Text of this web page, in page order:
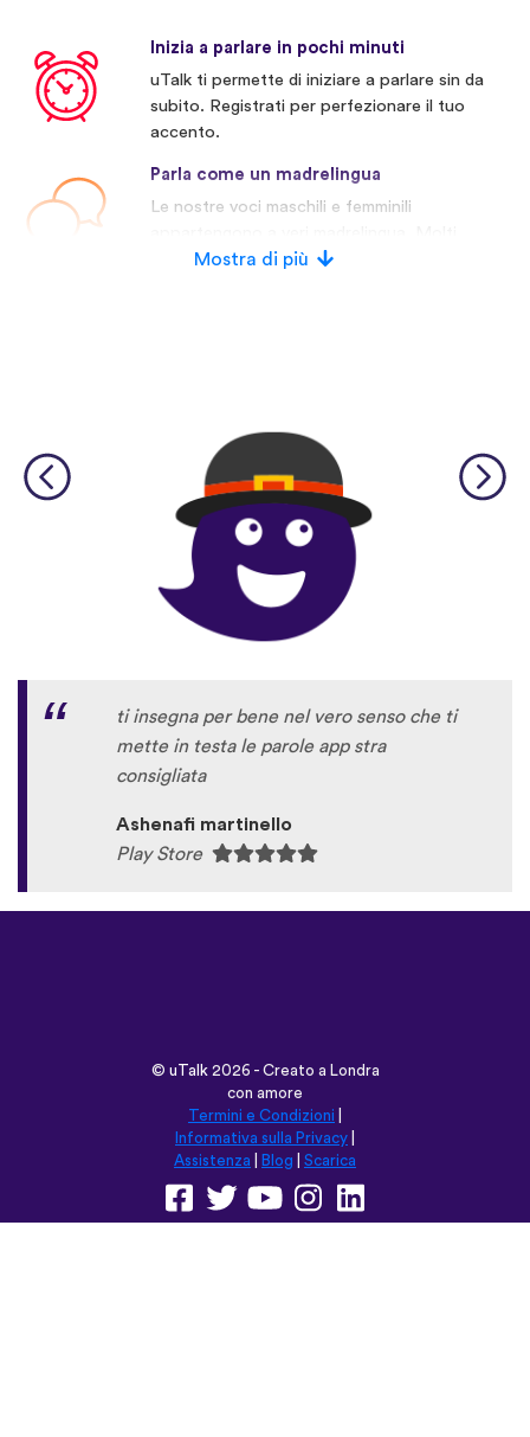
Inizia a parlare in pochi minuti
uTalk ti permette di iniziare a parlare sin da
subito. Registrati per perfezionare il tuo
accento.
Parla come un madrelingua
Le nostre voci maschili e femminili
concorrenti invece usano voci artificiali.
Mostra di più
ti insegna per bene nel vero senso che ti
mette in testa le parole app stra
consigliata
Ashenafi martinello
Play Store
© uTalk2026 - Creato a Londra
con amore
Termini e Condizioni
Informativa sulla Privacy
Assistenza
Blog Scarica